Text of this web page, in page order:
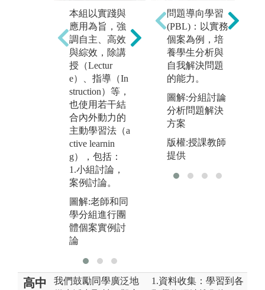
本組以實踐與
應用為旨，強
調自主、高效
與綜效，除講
授（Lectur
e）、指導（In
struction）等，
也使用若干結
合內外動力的
主動學習法（a
ctive learnin
g），包括：
1.小組討論，
案例討論。
圖解:老師和同
學分組進行團
體個案實例討
論
2.以個案研討
與研究（Case
Teaching）為
主的教學。
圖解:廖瑞銘老
師和同學進行
小組教學及個
案討論
問題導向學習
(PBL)：以實務
個案為例，培
養學生分析與
自我解決問題
的能力。
圖解:分組討論
分析問題解決
方案
版權:授課教師
提供
高中
我們鼓勵同學廣泛地
1.資料收集：學習到各